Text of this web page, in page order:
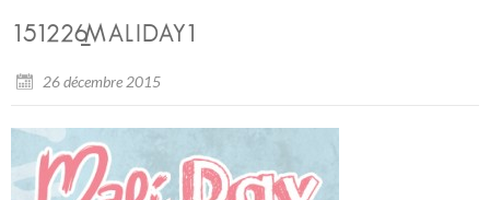
151226_MALIDAY1
26 décembre 2015